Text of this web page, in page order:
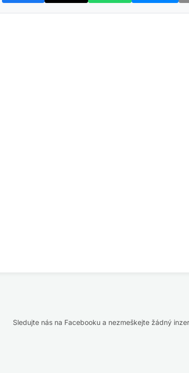
Sledujte nás na Facebooku a nezmeškejte žádný